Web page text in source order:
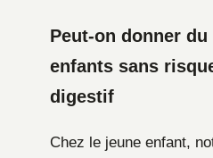
Peut-on donner
enfants sans
digestif
Chez le jeune enfant,